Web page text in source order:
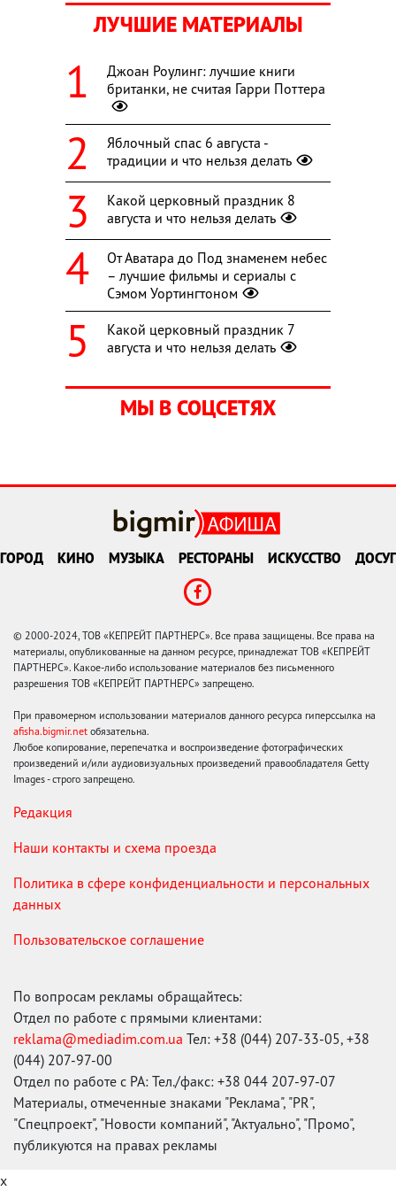
ЛУЧШИЕ МАТЕРИАЛЫ
Джоан Роулинг: лучшие книги
британки, не считая Гарри Поттера
Яблочный спас 6 августа -
традиции и что нельзя делать
Какой церковный праздник 8
августа и что нельзя делать
От Аватара до Под знаменем небес
– лучшие фильмы и сериалы с
Сэмом Уортингтоном
Какой церковный праздник 7
августа и что нельзя делать
МЫ В СОЦСЕТЯХ
ГОРОД КИНО МУЗЫКА РЕСТОРАНЫ ИСКУССТВО ДОСУГ
© 2000-2024, ТОВ «КЕПРЕЙТ ПАРТНЕРС». Все права защищены. Все права на
материалы, опубликованные на данном ресурсе, принадлежат ТОВ «КЕПРЕЙТ
ПАРТНЕРС». Какое-либо использование материалов без письменного
разрешения ТОВ «КЕПРЕЙТ ПАРТНЕРС» запрещено.
При правомерном использовании материалов данного ресурса гиперссылка на
afisha.bigmir.net обязательна.
Любое копирование, перепечатка и воспроизведение фотографических
произведений и/или аудиовизуальных произведений правообладателя Getty
Images - строго запрещено.
Редакция
Наши контакты и схема проезда
Политика в сфере конфиденциальности и персональных
данных
Пользовательское соглашение
По вопросам рекламы обращайтесь:
Отдел по работе с прямыми клиентами:
reklama@mediadim.com.ua Тел: +38 (044) 207-33-05, +38
(044) 207-97-00
Отдел по работе с РА: Тел./факс: +38 044 207-97-07
Материалы, отмеченные знаками "Реклама", "PR",
"Спецпроект", "Новости компаний", "Актуально", "Промо",
публикуются на правах рекламы
x